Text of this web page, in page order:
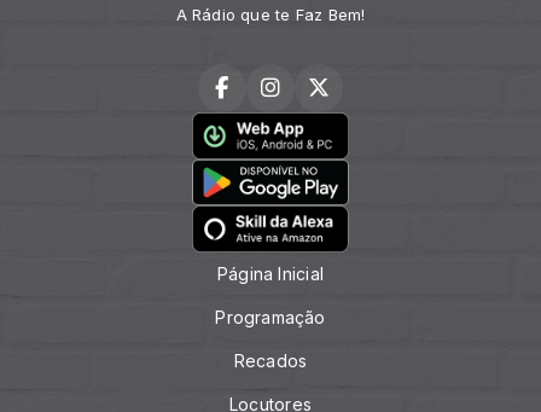
A Rádio que te Faz Bem!
Página Inicial
Programação
Recados
Locutores